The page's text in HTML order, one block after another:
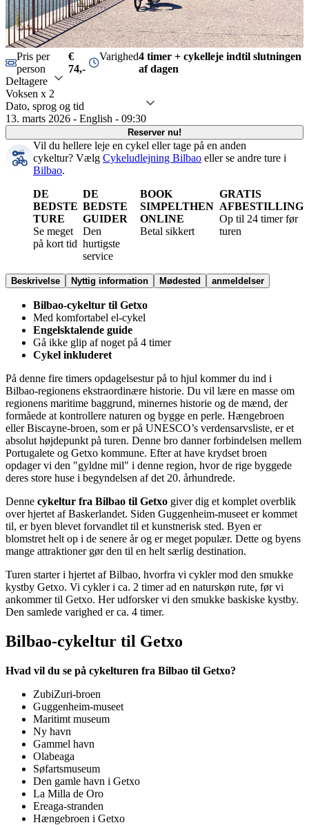
Pris per
person
€
74,-
Varighed4 timer + cykelleje indtil slutningen
af dagen
Deltagere
Voksen x 2
Dato, sprog og tid
13. marts 2026 - English - 09:30
Reserver nu!
Vil du hellere leje en cykel eller tage på en anden
cykeltur? Vælg Cykeludlejning Bilbao eller se andre ture i
Bilbao.
DE
BEDSTE
TURE
Se meget
på kort tid
DE
BEDSTE
GUIDER
Den
hurtigste
service
BOOK
SIMPELTHEN
ONLINE
Betal sikkert
GRATIS
AFBESTILLING
Op til 24 timer før
turen
Beskrivelse Nyttig information Mødested anmeldelser
Bilbao-cykeltur til Getxo
Med komfortabel el-cykel
Engelsktalende guide
Gå ikke glip af noget på 4 timer
Cykel inkluderet
På denne fire timers opdagelsestur på to hjul kommer du ind i
Bilbao-regionens ekstraordinære historie. Du vil lære en masse om
regionens maritime baggrund, minernes historie og de mænd, der
formåede at kontrollere naturen og bygge en perle. Hængebroen
eller Biscayne-broen, som er på UNESCO’s verdensarvsliste, er et
absolut højdepunkt på turen. Denne bro danner forbindelsen mellem
Portugalete og Getxo kommune. Efter at have krydset broen
opdager vi den "gyldne mil" i denne region, hvor de rige byggede
deres store huse i begyndelsen af det 20. århundrede.
Denne cykeltur fra Bilbao til Getxo giver dig et komplet overblik
over hjertet af Baskerlandet. Siden Guggenheim-museet er kommet
til, er byen blevet forvandlet til et kunstnerisk sted. Byen er
blomstret helt op i de senere år og er meget populær. Dette og byens
mange attraktioner gør den til en helt særlig destination.
Turen starter i hjertet af Bilbao, hvorfra vi cykler mod den smukke
kystby Getxo. Vi cykler i ca. 2 timer ad en naturskøn rute, før vi
ankommer til Getxo. Her udforsker vi den smukke baskiske kystby.
Den samlede varighed er ca. 4 timer.
Bilbao-cykeltur til Getxo
Hvad vil du se på cykelturen fra Bilbao til Getxo?
ZubiZuri-broen
Guggenheim-museet
Maritimt museum
Ny havn
Gammel havn
Olabeaga
Søfartsmuseum
Den gamle havn i Getxo
La Milla de Oro
Ereaga-stranden
Hængebroen i Getxo